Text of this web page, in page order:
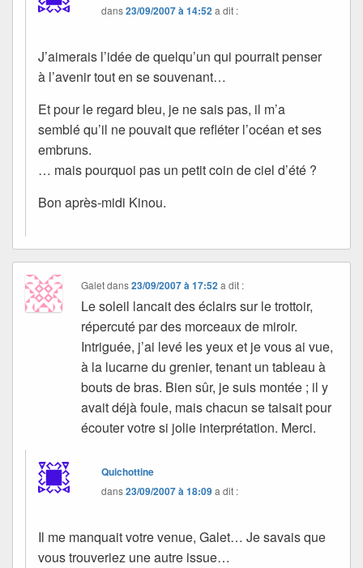
dans23/09/2007 à 14:52a dit :
J’aimerais l’idée de quelqu’un qui pourrait penser
à l’avenir tout en se souvenant…
Et pour le regard bleu, je ne sais pas, il m’a
semblé qu’il ne pouvait que refléter l’océan et ses
embruns.
… mais pourquoi pas un petit coin de ciel d’été ?
Bon après-midi Kinou.
Galetdans23/09/2007 à 17:52 a dit :
Le soleil lancait des éclairs sur le trottoir,
répercuté par des morceaux de miroir.
Intriguée, j’ai levé les yeux et je vous ai vue,
à la lucarne du grenier, tenant un tableau à
bouts de bras. Bien sûr, je suis montée ; il y
avait déjà foule, mais chacun se taisait pour
écouter votre si jolie interprétation. Merci.
Quichottine
dans23/09/2007 à 18:09a dit :
Il me manquait votre venue, Galet… Je savais que
vous trouveriez une autre issue…